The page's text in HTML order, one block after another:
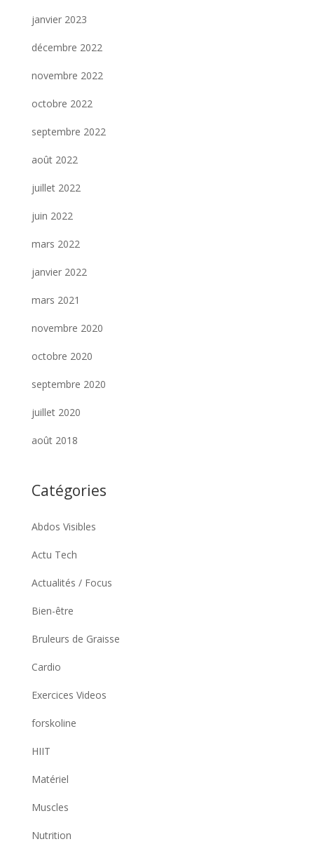
janvier 2023
décembre 2022
novembre 2022
octobre 2022
septembre 2022
août 2022
juillet 2022
juin 2022
mars 2022
janvier 2022
mars 2021
novembre 2020
octobre 2020
septembre 2020
juillet 2020
août 2018
Catégories
Abdos Visibles
Actu Tech
Actualités / Focus
Bien-être
Bruleurs de Graisse
Cardio
Exercices Videos
forskoline
HIIT
Matériel
Muscles
Nutrition